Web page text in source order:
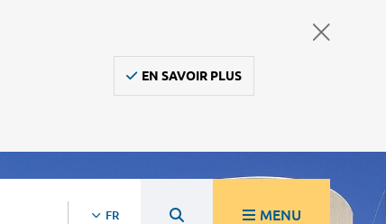
EN SAVOIR PLUS
FR MENU